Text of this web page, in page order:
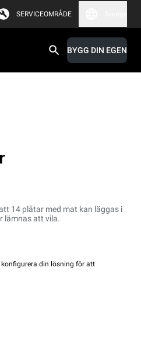
SERVICEOMRÅDE
BYGG DIN EGEN
14 plåtar med mat kan läggas i
lämnas att vila.
din lösning för att